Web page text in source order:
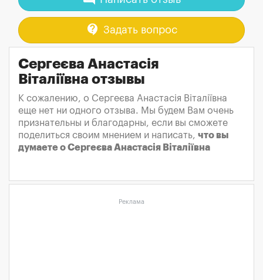
contact_support Задать вопрос
Сергеєва Анастасія
Віталіївна отзывы
К сожалению, о Сергеєва Анастасія Віталіївна
еще нет ни одного отзыва. Мы будем Вам очень
признательны и благодарны, если вы сможете
поделиться своим мнением и написать, что вы
думаете о Сергеєва Анастасія Віталіївна
Реклама